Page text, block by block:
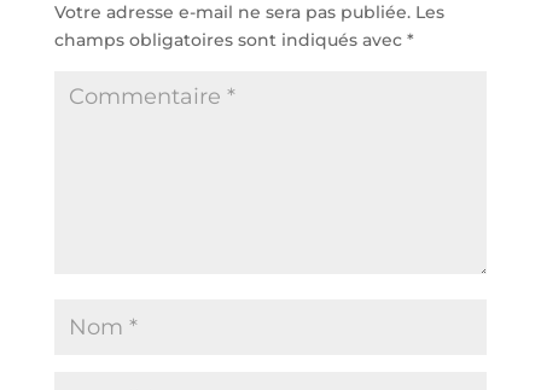
Votre adresse e-mail ne sera pas publiée. Les
champs obligatoires sont indiqués avec *